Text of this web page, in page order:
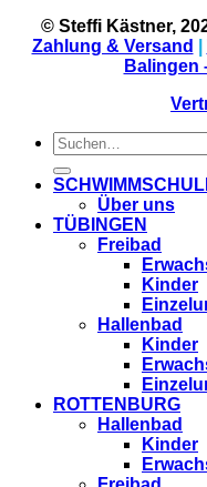
© Steffi Kästner,
Zahlung & Versand
Balingen
Suchen
nach:
Über uns
TÜBINGEN
Freibad
Kinder
Hallenbad
Kinder
ROTTENBURG
Hallenbad
Kinder